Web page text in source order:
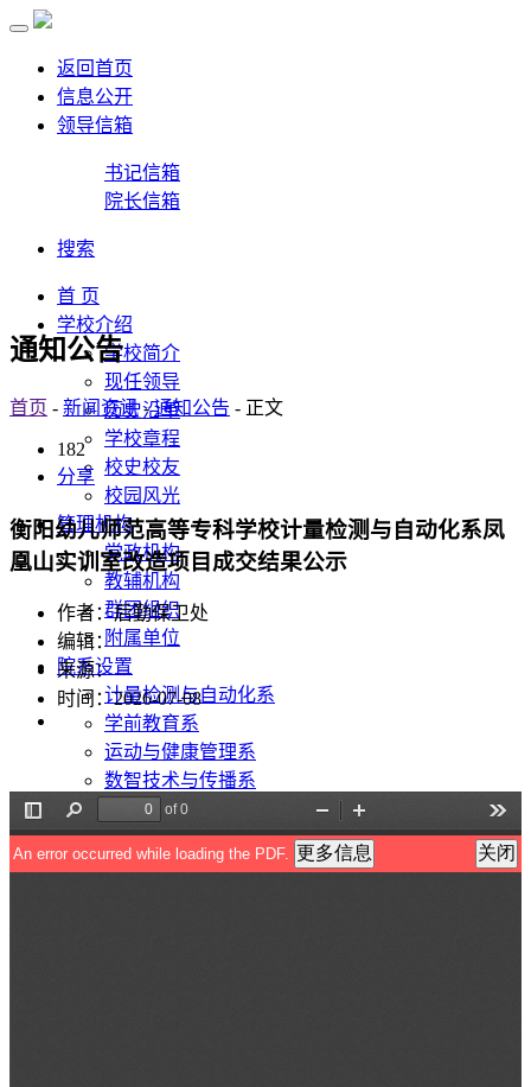
返回首页
信息公开
领导信箱
书记信箱
院长信箱
搜索
首 页
学校介绍
学校简介
现任领导
历史沿革
学校章程
校史校友
校园风光
管理机构
党政机构
教辅机构
群团组织
附属单位
院系设置
计量检测与自动化系
学前教育系
运动与健康管理系
数智技术与传播系
现代服务与管理系
马克思主义学院
公共基础部
通知公告
首页 - 新闻资讯-通知公告 - 正文
182
分享
衡阳幼儿师范高等专科学校计量检测与自动化系凤
凰山实训室改造项目成交结果公示
作者：后勤保卫处
编辑：
来源：
时间：2026-07-08